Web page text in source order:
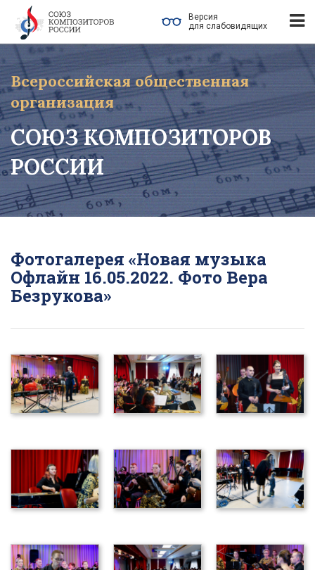
Версия
для слабовидящих
Всероссийская общественная
организация
СОЮЗ КОМПОЗИТОРОВ
РОССИИ
Фотогалерея «Новая музыка
Офлайн 16.05.2022. Фото Вера
Безрукова»